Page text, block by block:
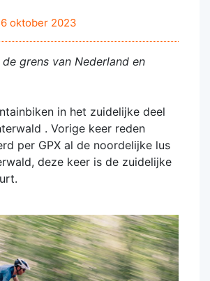
oktober 2023
grens van Nederland en
in het zuidelijke deel
. Vorige keer reden
per GPX al de noordelijke lus
deze keer is de zuidelijke